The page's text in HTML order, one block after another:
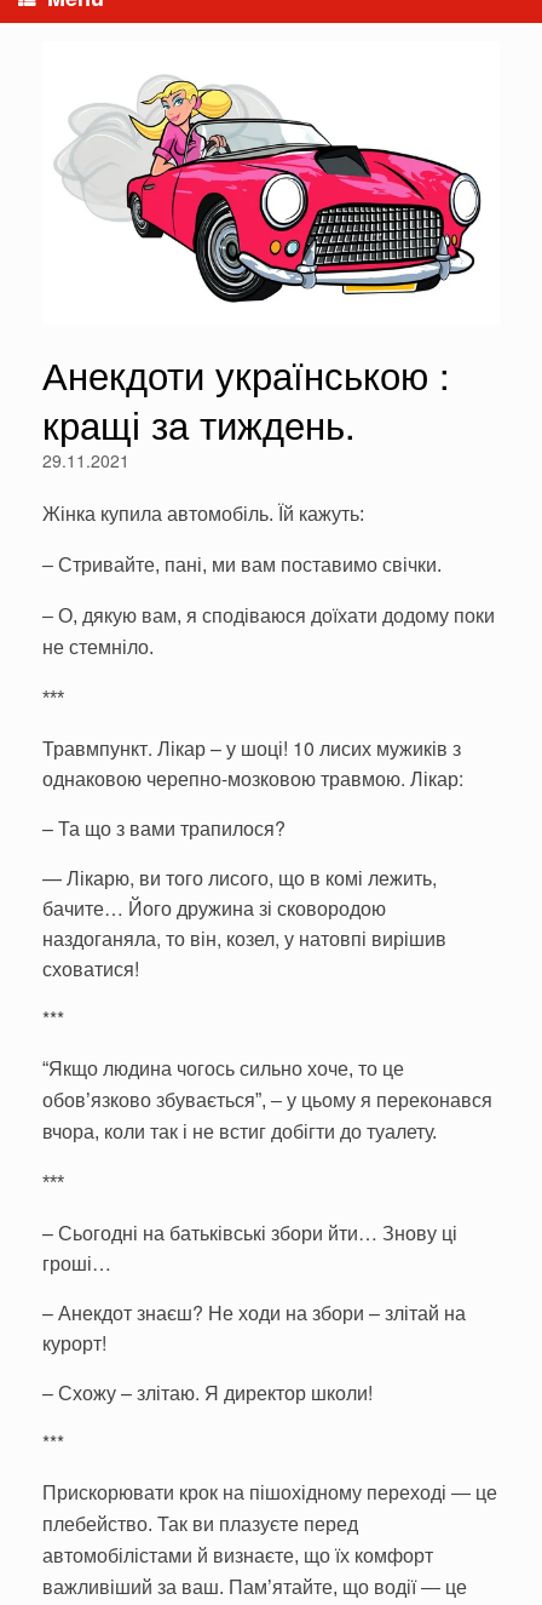
Анекдоти українською :
кращі за тиждень.
29.11.2021
Жінка купила автомобіль. Їй кажуть:
– Стривайте, пані, ми вам поставимо свічки.
– О, дякую вам, я сподіваюся доїхати додому поки
не стемніло.
***
Травмпункт. Лікар – у шоці! 10 лисих мужиків з
однаковою черепно-мозковою травмою. Лікар:
– Та що з вами трапилося?
—Лікарю, ви того лисого, що в комі лежить,
бачите… Його дружина зі сковородою
наздоганяла, то він, козел, у натовпі вирішив
сховатися!
***
“Якщо людина чогось сильно хоче, то це
обов’язково збувається”, – у цьому я переконався
вчора, коли так і не встиг добігти до туалету.
***
– Сьогодні на батьківські збори йти… Знову ці
гроші…
–Анекдот знаєш? Не ходи на збори – злітай на
курорт!
–Схожу – злітаю. Я директор школи!
***
Прискорювати крок на пішохідному переході — це
плебейство. Так ви плазуєте перед
автомобілістами й визнаєте, що їх комфорт
важливіший за ваш. Пам’ятайте, що водії — це